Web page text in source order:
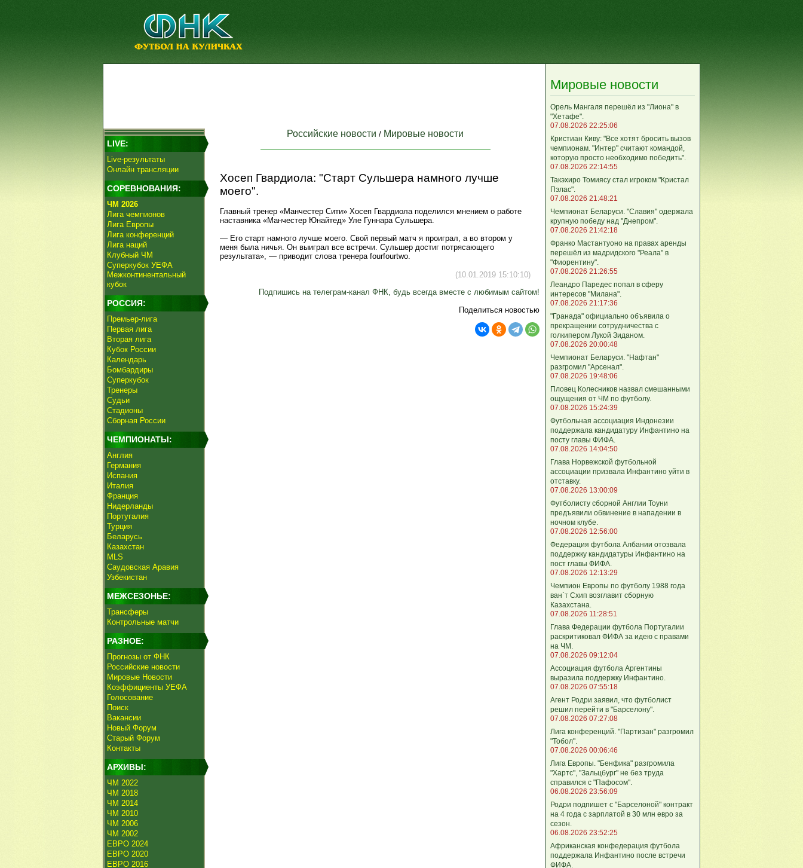
LIVE:
Live-результаты
Онлайн трансляции
СОРЕВНОВАНИЯ:
ЧМ 2026
Лига чемпионов
Лига Европы
Лига конференций
Лига наций
Клубный ЧМ
Суперкубок УЕФА
Межконтинентальный
кубок
РОССИЯ:
Премьер-лига
Первая лига
Вторая лига
Кубок России
Календарь
Бомбардиры
Суперкубок
Тренеры
Судьи
Стадионы
Сборная России
ЧЕМПИОНАТЫ:
Англия
Германия
Испания
Италия
Франция
Нидерланды
Португалия
Турция
Беларусь
Казахстан
MLS
Саудовская Аравия
Узбекистан
МЕЖСЕЗОНЬЕ:
Трансферы
Контрольные матчи
РАЗНОЕ:
Прогнозы от ФНК
Российские новости
Мировые Новости
Коэффициенты УЕФА
Голосование
Поиск
Вакансии
Новый Форум
Старый Форум
Контакты
АРХИВЫ:
ЧМ 2022
ЧМ 2018
ЧМ 2014
ЧМ 2010
ЧМ 2006
ЧМ 2002
ЕВРО 2024
ЕВРО 2020
ЕВРО 2016
Российские новости / Мировые новости
Хосеп Гвардиола: "Старт Сульшера намного лучше
моего".
Главный тренер «Манчестер Сити» Хосеп Гвардиола поделился мнением о работе
наставника «Манчестер Юнайтед» Уле Гуннара Сульшера.
— Его старт намного лучше моего. Свой первый матч я проиграл, а во втором у
меня была ничья. Он выиграл все встречи. Сульшер достиг потрясающего
результата», — приводит слова тренера fourfourtwo.
(10.01.2019 15:10:10)
Подпишись на телеграм-канал ФНК, будь всегда вместе с любимым сайтом!
Поделиться новостью
Мировые новости
Орель Мангаля перешёл из "Лиона" в
"Хетафе".
07.08.2026 22:25:06
Кристиан Киву: "Все хотят бросить вызов
чемпионам. "Интер" считают командой,
которую просто необходимо победить".
07.08.2026 22:14:55
Такэхиро Томиясу стал игроком "Кристал
Пэлас".
07.08.2026 21:48:21
Чемпионат Беларуси. "Славия" одержала
крупную победу над "Днепром".
07.08.2026 21:42:18
Франко Мастантуоно на правах аренды
перешёл из мадридского "Реала" в
"Фиорентину".
07.08.2026 21:26:55
Леандро Паредес попал в сферу
интересов "Милана".
07.08.2026 21:17:36
"Гранада" официально объявила о
прекращении сотрудничества с
голкипером Лукой Зиданом.
07.08.2026 20:00:48
Чемпионат Беларуси. "Нафтан"
разгромил "Арсенал".
07.08.2026 19:48:06
Пловец Колесников назвал смешанными
ощущения от ЧМ по футболу.
07.08.2026 15:24:39
Футбольная ассоциация Индонезии
поддержала кандидатуру Инфантино на
посту главы ФИФА.
07.08.2026 14:04:50
Глава Норвежской футбольной
ассоциации призвала Инфантино уйти в
отставку.
07.08.2026 13:00:09
Футболисту сборной Англии Тоуни
предъявили обвинение в нападении в
ночном клубе.
07.08.2026 12:56:00
Федерация футбола Албании отозвала
поддержку кандидатуры Инфантино на
пост главы ФИФА.
07.08.2026 12:13:29
Чемпион Европы по футболу 1988 года
ван`т Схип возглавит сборную
Казахстана.
07.08.2026 11:28:51
Глава Федерации футбола Португалии
раскритиковал ФИФА за идею с правами
на ЧМ.
07.08.2026 09:12:04
Ассоциация футбола Аргентины
выразила поддержку Инфантино.
07.08.2026 07:55:18
Агент Родри заявил, что футболист
решил перейти в "Барселону".
07.08.2026 07:27:08
Лига кoнференций. "Партизан" разгромил
"Тобол".
07.08.2026 00:06:46
Лига Европы. "Бенфика" разгромила
"Хартс", "Зальцбург" не без труда
справился с "Пафосом".
06.08.2026 23:56:09
Родри подпишет с "Барселоной" контракт
на 4 года с зарплатой в 30 млн евро за
сезон.
06.08.2026 23:52:25
Африканская конфедерация футбола
поддержала Инфантино после встречи
ФИФА.